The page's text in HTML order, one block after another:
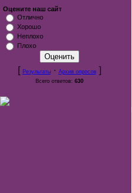
Оцените наш сайт
Отлично
Хорошо
Неплохо
Плохо
[ Результаты· Архив опросов]
Всего ответов: 630